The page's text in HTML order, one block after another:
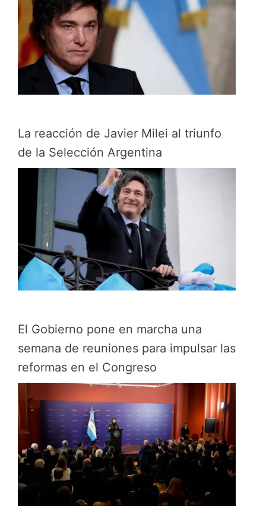
La reacción de Javier Milei al triunfo
de la Selección Argentina
El Gobierno pone en marcha una
semana de reuniones para impulsar las
reformas en el Congreso